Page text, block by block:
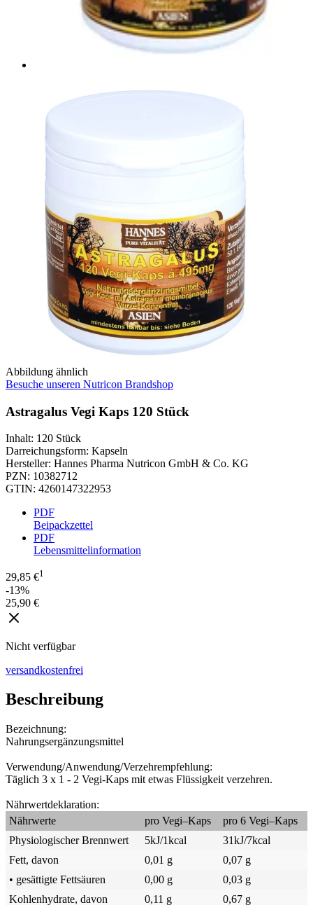
Abbildung ähnlich
Besuche unseren Nutricon Brandshop
Astragalus Vegi Kaps 120 Stück
Inhalt: 120 Stück
Darreichungsform: Kapseln
Hersteller: Hannes Pharma Nutricon GmbH & Co. KG
PZN: 10382712
GTIN: 4260147322953
PDF
Beipackzettel
PDF
Lebensmittelinformation
29,85 €1
-13%
25,90 €
Nicht verfügbar
versandkostenfrei
Beschreibung
Bezeichnung:
Nahrungsergänzungsmittel
Verwendung/Anwendung/Verzehrempfehlung:
Täglich 3 x 1 - 2 Vegi-Kaps mit etwas Flüssigkeit verzehren.
Nährwertdeklaration:
Nährwerte
pro Vegi–Kaps
pro 6 Vegi–Kaps
Physiologischer Brennwert
5kJ/1kcal
31kJ/7kcal
Fett, davon
0,01 g
0,07 g
• gesättigte Fettsäuren
0,00 g
0,03 g
Kohlenhydrate, davon
0,11 g 0,67 g